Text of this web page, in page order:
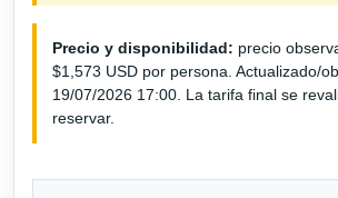
Precio y disponibilidad: precio
$1,573 USD por persona. Actualizado/
19/07/2026 17:00. La tarifa final se
reservar.